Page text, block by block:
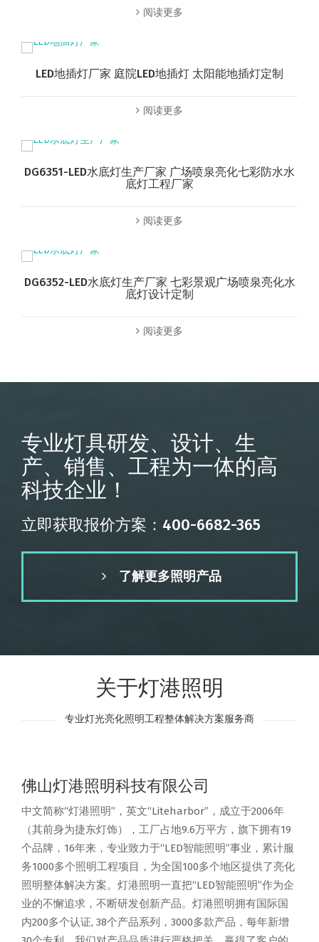
阅读更多
LED地插灯厂家 庭院LED地插灯 太阳能地插灯定制
阅读更多
DG6351-LED水底灯生产厂家 广场喷泉亮化七彩防水水
底灯工程厂家
阅读更多
DG6352-LED水底灯生产厂家 七彩景观广场喷泉亮化水
底灯设计定制
阅读更多
专业灯具研发、设计、生
产、销售、工程为一体的高
科技企业！
立即获取报价方案：400-6682-365
了解更多照明产品
关于灯港照明
专业灯光亮化照明工程整体解决方案服务商
佛山灯港照明科技有限公司
中文简称“灯港照明”，英文“Liteharbor”，成立于2006年
（其前身为捷东灯饰），工厂占地9.6万平方，旗下拥有19
个品牌，16年来，专业致力于“LED智能照明”事业，累计服
务1000多个照明工程项目，为全国100多个地区提供了亮化
照明整体解决方案。灯港照明一直把“LED智能照明”作为企
业的不懈追求，不断研发创新产品。灯港照明拥有国际国
内200多个认证, 38个产品系列，3000多款产品，每年新增